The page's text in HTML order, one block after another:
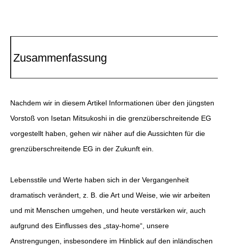
Zusammenfassung
Nachdem wir in diesem Artikel Informationen über den jüngsten
Vorstoß von Isetan Mitsukoshi in die grenzüberschreitende EG
vorgestellt haben, gehen wir näher auf die Aussichten für die
grenzüberschreitende EG in der Zukunft ein.
Lebensstile und Werte haben sich in der Vergangenheit
dramatisch verändert, z. B. die Art und Weise, wie wir arbeiten
und mit Menschen umgehen, und heute verstärken wir, auch
aufgrund des Einflusses des „stay-home“, unsere
Anstrengungen, insbesondere im Hinblick auf den inländischen